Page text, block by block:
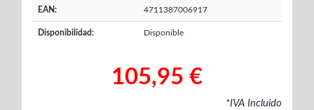
EAN: 4711387006917
Disponibilidad: Disponible
105,95 €
*IVA Incluido